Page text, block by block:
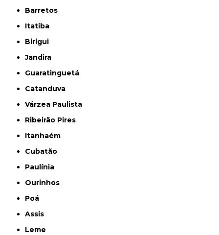
Barretos
Itatiba
Birigui
Jandira
Guaratinguetá
Catanduva
Várzea Paulista
Ribeirão Pires
Itanhaém
Cubatão
Paulínia
Ourinhos
Poá
Assis
Leme